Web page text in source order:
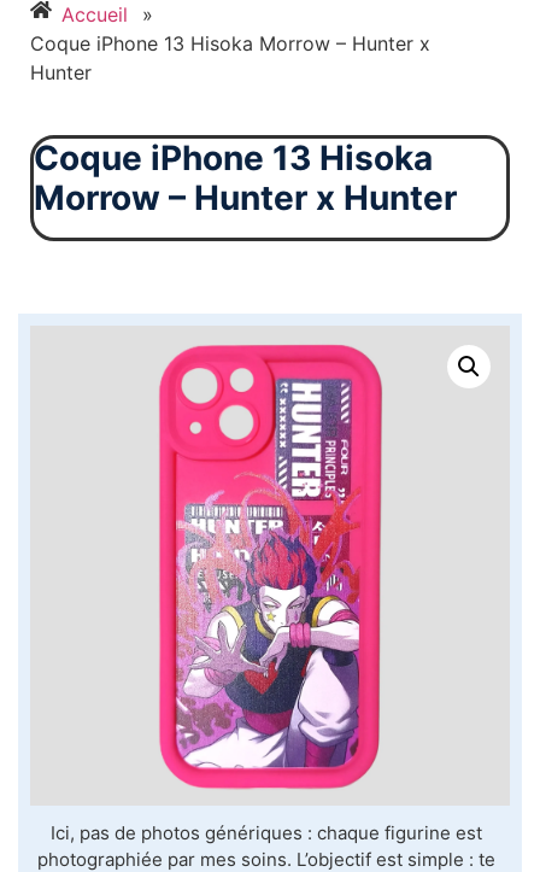
Accueil
»
Coque iPhone 13 Hisoka Morrow – Hunter x
Hunter
Coque iPhone 13 Hisoka
Morrow – Hunter x Hunter
Ici, pas de photos génériques : chaque figurine est
photographiée par mes soins. L’objectif est simple : te